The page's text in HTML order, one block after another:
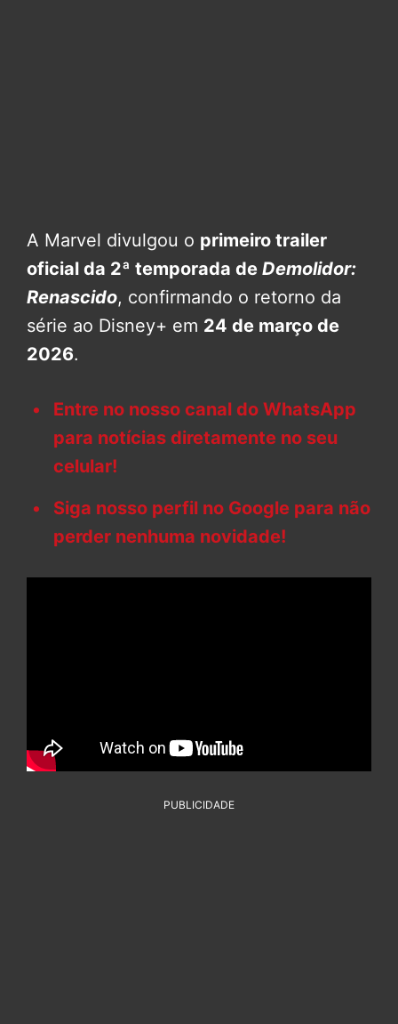
A Marvel divulgou o primeiro trailer
oficial da 2ª temporada de Demolidor:
Renascido, confirmando o retorno da
série ao Disney+ em 24 de março de
2026.
Entre no nosso canal do WhatsApp
para notícias diretamente no seu
celular!
Siga nosso perfil no Google para não
perder nenhuma novidade!
PUBLICIDADE